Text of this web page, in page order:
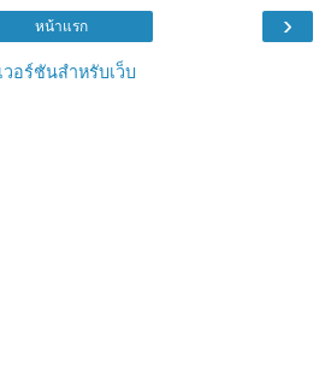
›
หน้าแรก
วอร์ชันสำหรับเว็บ